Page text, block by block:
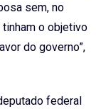
sem, no
tinham o objetivo
do governo”,
federal